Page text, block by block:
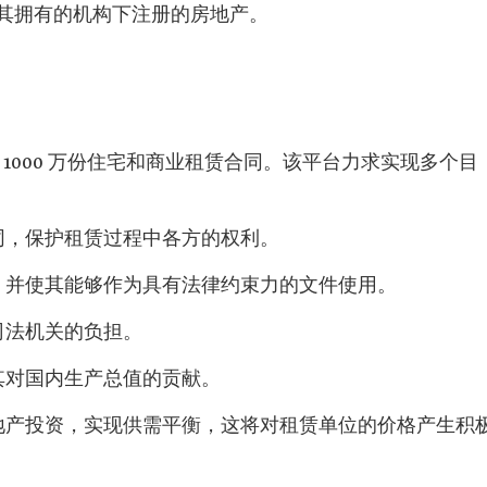
有的机构下注册的房地产。
万份住宅和商业租赁合同。该平台力求实现多个目
保护租赁过程中各方的权利。
使其能够作为具有法律约束力的文件使用。
机关的负担。
国内生产总值的贡献。
投资，实现供需平衡，这将对租赁单位的价格产生积